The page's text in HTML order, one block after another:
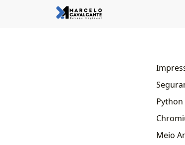
Python
Meio